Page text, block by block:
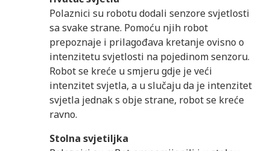
Polaznici su robotu dodali senzore svjetlosti
sa svake strane. Pomoću njih robot
prepoznaje i prilagođava kretanje ovisno o
intenzitetu svjetlosti na pojedinom senzoru.
Robot se kreće u smjeru gdje je veći
intenzitet svjetla, a u slučaju da je intenzitet
svjetla jednak s obje strane, robot se kreće
ravno.
Stolna svjetiljka